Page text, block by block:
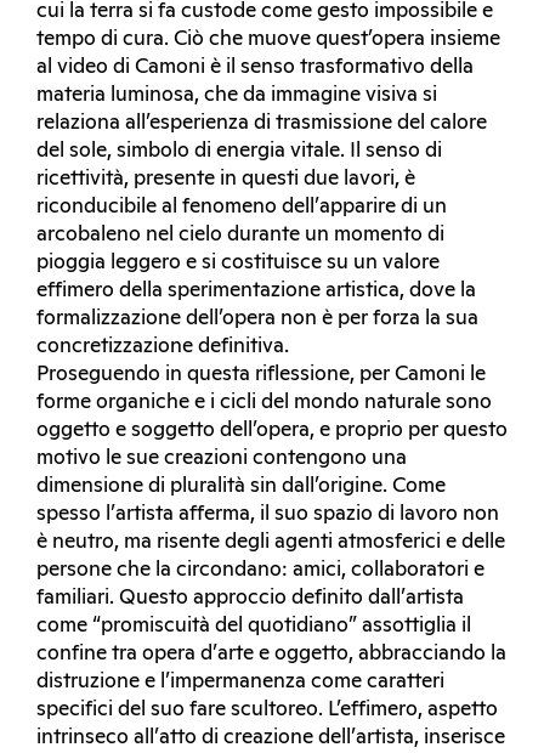
cui la terra si fa custode come gesto impossibile e
tempo di cura. Ciò che muove quest’opera insieme
al video di Camoni è il senso trasformativo della
materia luminosa, che da immagine visiva si
relaziona all’esperienza di trasmissione del calore
del sole, simbolo di energia vitale. Il senso di
ricettività, presente in questi due lavori, è
riconducibile al fenomeno dell’apparire di un
arcobaleno nel cielo durante un momento di
pioggia leggero e si costituisce su un valore
effimero della sperimentazione artistica, dove la
formalizzazione dell’opera non è per forza la sua
concretizzazione definitiva.
Proseguendo in questa riflessione, per Camoni le
forme organiche e i cicli del mondo naturale sono
oggetto e soggetto dell’opera, e proprio per questo
motivo le sue creazioni contengono una
dimensione di pluralità sin dall’origine. Come
spesso l’artista afferma, il suo spazio di lavoro non
è neutro, ma risente degli agenti atmosferici e delle
persone che la circondano: amici, collaboratori e
familiari. Questo approccio definito dall’artista
come “promiscuità del quotidiano” assottiglia il
confine tra opera d’arte e oggetto, abbracciando la
distruzione e l’impermanenza come caratteri
specifici del suo fare scultoreo. L’effimero, aspetto
intrinseco all’atto di creazione dell’artista, inserisce